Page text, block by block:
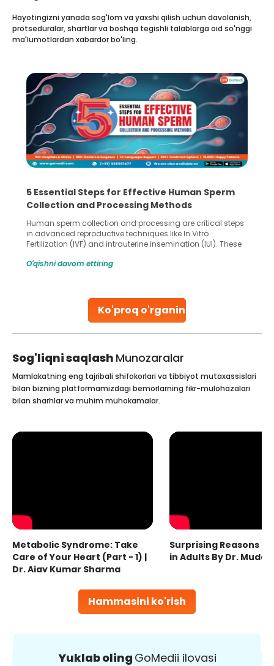
Ko'proq o'rganing
Hayotingizni yanada sog'lom va yaxshi qilish uchun davolanish,
protseduralar, shartlar va boshqa tegishli talablarga oid so'nggi
ma'lumotlardan xabardor bo'ling.
5 Essential Steps for Effective Human Sperm
Collection and Processing Methods
Human sperm collection and processing are critical steps
in advanced reproductive techniques like In Vitro
Fertilization (IVF) and intrauterine insemination (IUI). These
challenges and help couples achieve their dream of
collected, they process the
O'qishni davom ettiring
Sog'liqni saqlash Munozaralar
Hammasini ko'rish
Mamlakatning eng tajribali shifokorlari va tibbiyot mutaxassislari
bilan bizning platformamizdagi bemorlarning fikr-mulohazalari
bilan sharhlar va muhim muhokamalar.
Metabolic Syndrome: Take
Care of Your Heart (Part - 1) |
Dr. Ajay Kumar Sharma
Surprising Reasons
in Adults By Dr.
Yuklab oling GoMedii ilovasi